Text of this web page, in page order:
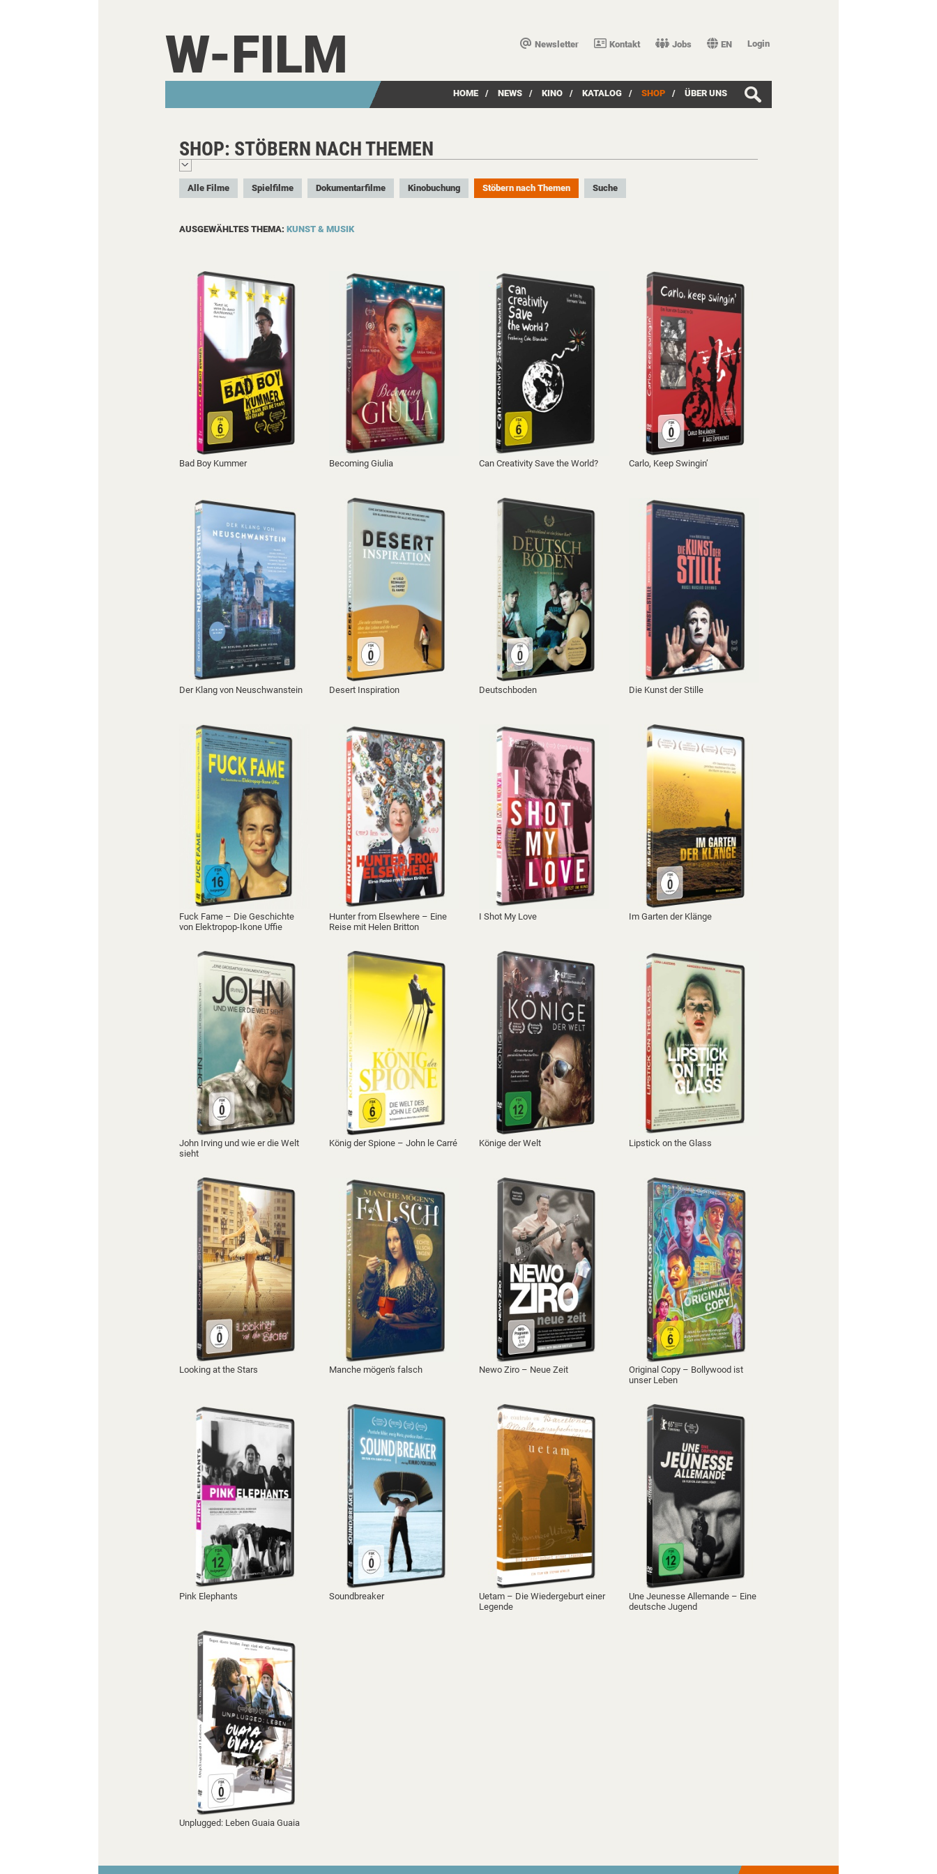
Newsletter Kontakt Jobs EN Login
W-FILM
HOME / NEWS / KINO / KATALOG / SHOP / ÜBER UNS
SHOP: STÖBERN NACH THEMEN
Alle Filme Spielfilme Dokumentarfilme Kinobuchung Stöbern nach Themen Suche
AUSGEWÄHLTES THEMA: KUNST & MUSIK
Bad Boy Kummer Becoming Giulia Can Creativity Save the World? Carlo, Keep Swingin’
Der Klang von Neuschwanstein Desert Inspiration Deutschboden Die Kunst der Stille
Fuck Fame – Die Geschichte
von Elektropop-Ikone Uffie
Hunter from Elsewhere – Eine
Reise mit Helen Britton
I Shot My Love Im Garten der Klänge
John Irving und wie er die Welt
sieht
König der Spione – John le Carré Könige der Welt Lipstick on the Glass
Looking at the Stars Manche mögen's falsch Newo Ziro – Neue Zeit
Original Copy – Bollywood ist
unser Leben
Pink Elephants Soundbreaker
Uetam – Die Wiedergeburt einer
Legende
Une Jeunesse Allemande – Eine
deutsche Jugend
Unplugged: Leben Guaia Guaia